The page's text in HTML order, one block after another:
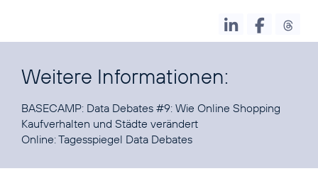
Weitere Informationen:
BASECAMP: Data Debates #9: Wie Online Shopping
Kaufverhalten und Städte verändert
Online:Tagesspiegel Data Debates